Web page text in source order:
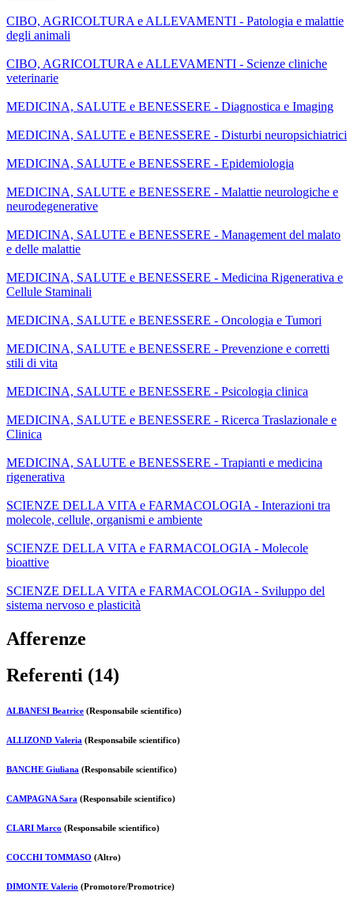
CIBO, AGRICOLTURA e ALLEVAMENTI - Patologia e malattie
degli animali
CIBO, AGRICOLTURA e ALLEVAMENTI - Scienze cliniche
veterinarie
MEDICINA, SALUTE e BENESSERE - Diagnostica e Imaging
MEDICINA, SALUTE e BENESSERE - Disturbi neuropsichiatrici
MEDICINA, SALUTE e BENESSERE - Epidemiologia
MEDICINA, SALUTE e BENESSERE - Malattie neurologiche e
neurodegenerative
MEDICINA, SALUTE e BENESSERE - Management del malato
e delle malattie
MEDICINA, SALUTE e BENESSERE - Medicina Rigenerativa e
Cellule Staminali
MEDICINA, SALUTE e BENESSERE - Oncologia e Tumori
MEDICINA, SALUTE e BENESSERE - Prevenzione e corretti
stili di vita
MEDICINA, SALUTE e BENESSERE - Psicologia clinica
MEDICINA, SALUTE e BENESSERE - Ricerca Traslazionale e
Clinica
MEDICINA, SALUTE e BENESSERE - Trapianti e medicina
rigenerativa
SCIENZE DELLA VITA e FARMACOLOGIA - Interazioni tra
molecole, cellule, organismi e ambiente
SCIENZE DELLA VITA e FARMACOLOGIA - Molecole
bioattive
SCIENZE DELLA VITA e FARMACOLOGIA - Sviluppo del
sistema nervoso e plasticità
Afferenze
Referenti (14)
ALBANESI Beatrice (Responsabile scientifico)
ALLIZOND Valeria (Responsabile scientifico)
BANCHE Giuliana (Responsabile scientifico)
CAMPAGNA Sara (Responsabile scientifico)
CLARI Marco (Responsabile scientifico)
COCCHI TOMMASO (Altro)
DIMONTE Valerio (Promotore/Promotrice)